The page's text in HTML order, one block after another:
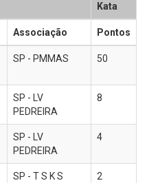
Kata
Associação Pontos
SP - PMMAS 50
SP - LV
PEDREIRA
8
SP - LV
PEDREIRA
4
SP - T S K S
2